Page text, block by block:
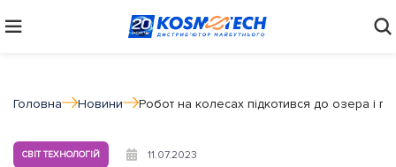
Головна Новини Робот на колесах підкотився до озера і
СВІТ ТЕХНОЛОГІЙ 11.07.2023